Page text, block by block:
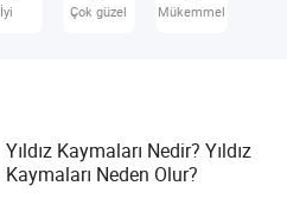
İyi Çok güzel Mükemmel
Yıldız Kaymaları Nedir? Yıldız
Kaymaları Neden Olur?